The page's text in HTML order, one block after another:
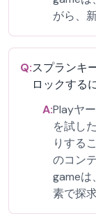
がら、
Q:スプランキ
ロックする
A:Playヤ
を試し
りする
のコン
gameは
素で探